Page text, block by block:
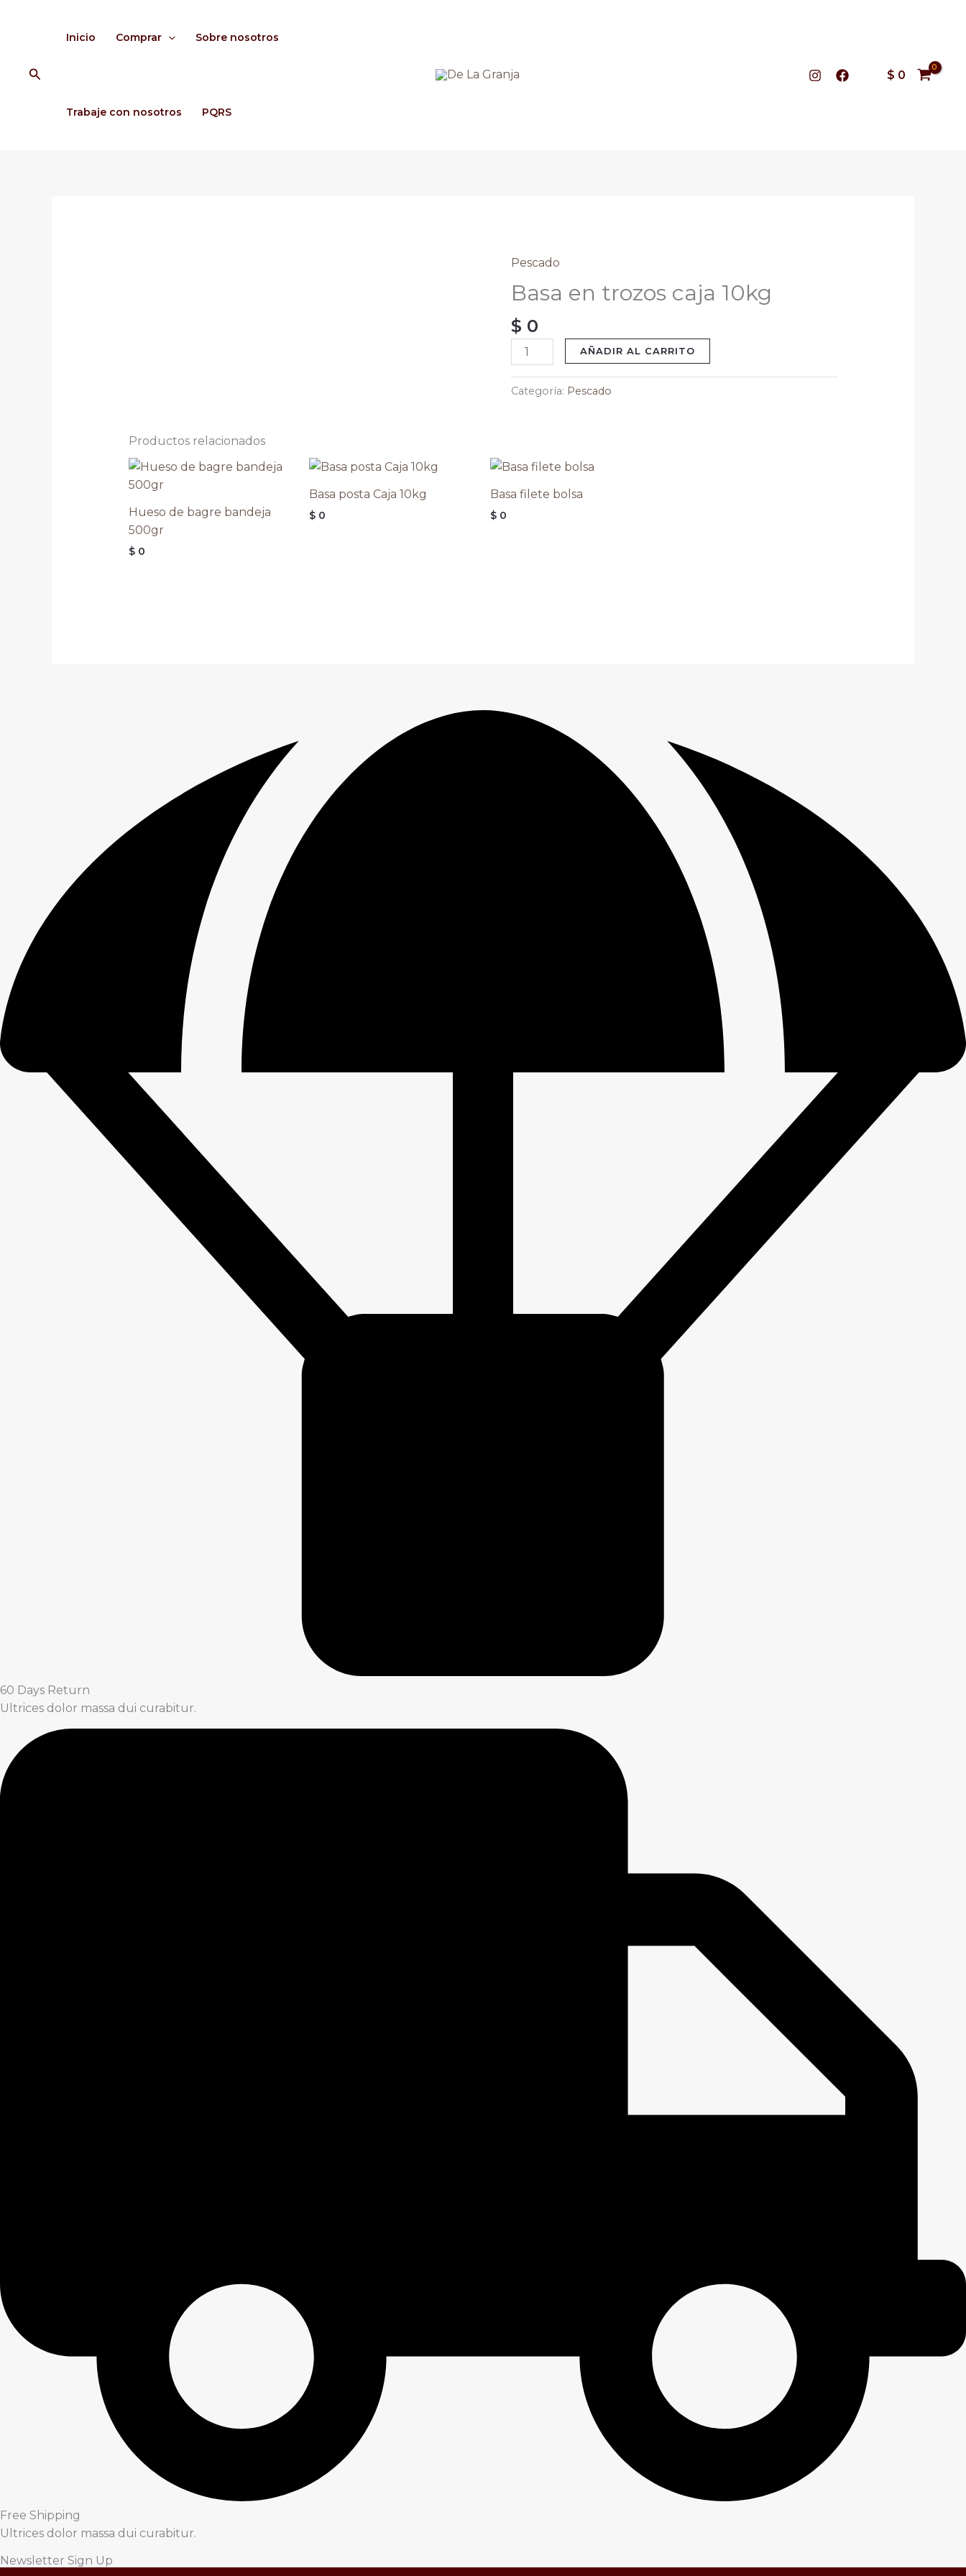
Buscar
Inicio Comprar Sobre nosotros
Trabaje con nosotros PQRS
$ 0
Pescado
Basa en trozos caja 10kg
$ 0
Basa
en
trozos
caja
10kg
cantidad
AÑADIR AL CARRITO
Categoría: Pescado
Productos relacionados
Hueso de bagre bandeja
500gr
$0
Basa posta Caja 10kg
$ 0
Basa filete bolsa
$ 0
60 Days Return
Ultrices dolor massa dui curabitur.
Free Shipping
Ultrices dolor massa dui curabitur.
Newsletter Sign Up